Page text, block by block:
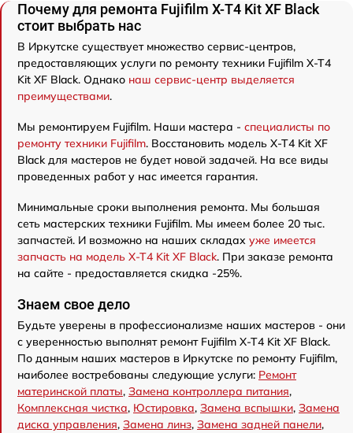
Почему для ремонта Fujifilm X-T4 Kit XF Black
стоит выбрать нас
В Иркутске существует множество сервис-центров,
предоставляющих услуги по ремонту техники Fujifilm X-T4
Kit XF Black. Однако наш сервис-центр выделяется
преимуществами.
Мы ремонтируем Fujifilm. Наши мастера - специалисты по
ремонту техники Fujifilm. Восстановить модель X-T4 Kit XF
Black для мастеров не будет новой задачей. На все виды
проведенных работ у нас имеется гарантия.
Минимальные сроки выполнения ремонта. Мы большая
сеть мастерских техники Fujifilm. Мы имеем более 20 тыс.
запчастей. И возможно на наших складах уже имеется
запчасть на модель X-T4 Kit XF Black. При заказе ремонта
на сайте - предоставляется скидка -25%.
Знаем свое дело
Будьте уверены в профессионализме наших мастеров - они
с уверенностью выполнят ремонт Fujifilm X-T4 Kit XF Black.
По данным наших мастеров в Иркутске по ремонту Fujifilm,
наиболее востребованы следующие услуги: Ремонт
материнской платы, Замена контроллера питания,
Комплексная чистка, Юстировка, Замена вспышки, Замена
диска управления, Замена линз, Замена задней панели,